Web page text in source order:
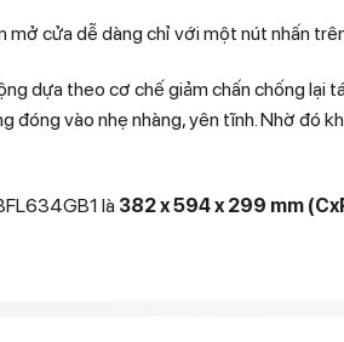
cửa dễ dàng chỉ với một nút nhấn
dựa theo cơ chế giảm chấn chống lại
đóng vào nhẹ nhàng, yên tĩnh. Nhờ đó
là 382 x 594 x 299 mm